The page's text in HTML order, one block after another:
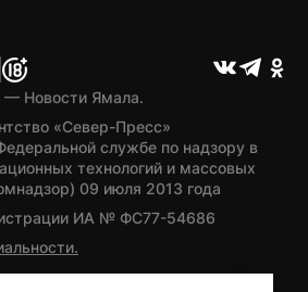
— Новости Ямала.
«Север-Пресс»
службе по надзору в
технологий и массовых
09 июля 2013 года
ИА № ФС77-54686